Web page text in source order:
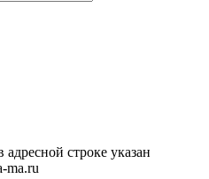
строке указан
ma.ru